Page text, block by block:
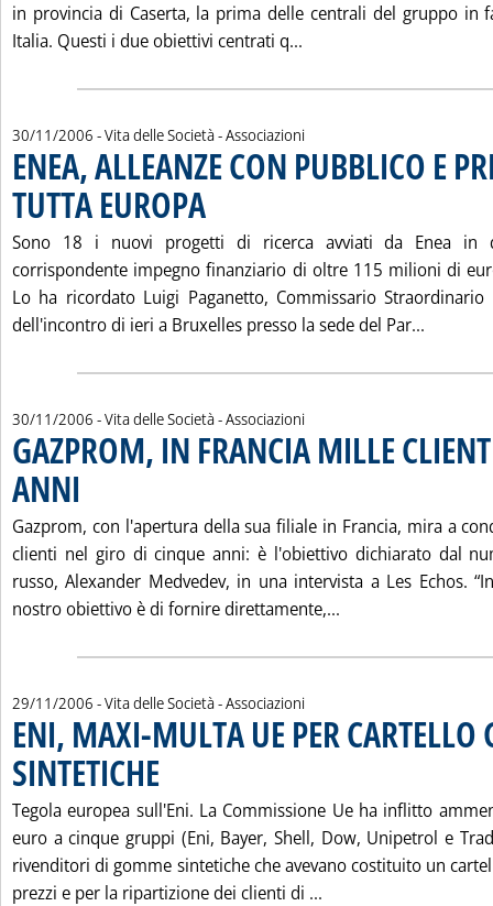
in provincia di Caserta, la prima delle centrali del gruppo in
Italia. Questi i due obiettivi centrati q...
30/11/2006 - Vita delle Società - Associazioni
ENEA, ALLEANZE CON PUBBLICO E
TUTTA EUROPA
Sono 18 i nuovi progetti di ricerca avviati da Enea in
corrispondente impegno finanziario di oltre 115 milioni di
Lo ha ricordato Luigi Paganetto, Commissario
dell'incontro di ieri a Bruxelles presso la sede del Par...
30/11/2006 - Vita delle Società - Associazioni
GAZPROM, IN FRANCIA MILLE
ANNI
Gazprom, con l'apertura della sua filiale in Francia, mira a
clienti nel giro di cinque anni: è l'obiettivo dichiarato dal
russo, Alexander Medvedev, in una intervista a Les Echos.
nostro obiettivo è di fornire direttamente,...
29/11/2006 - Vita delle Società - Associazioni
ENI, MAXI-MULTA UE PER
SINTETICHE
Tegola europea sull'Eni. La Commissione Ue ha inflitto
euro a cinque gruppi (Eni, Bayer, Shell, Dow, Unipetrol e
rivenditori di gomme sintetiche che avevano costituito un
prezzi e per la ripartizione dei clienti di ...